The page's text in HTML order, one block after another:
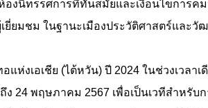
องนิทรรศการที่ทันสมัยและเงื่อนไขการค
ยมชม ในฐานะเมืองประวัติศาสตร์และวั
ห่งเอเชีย (ไต้หวัน) ปี 2024 ในช่วงเวลา
24 พฤษภาคม 2567 เพื่อเป็นเวทีสำหรับ